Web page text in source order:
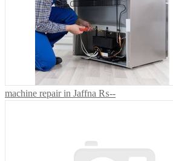
machine repair in Jaffna ₨--